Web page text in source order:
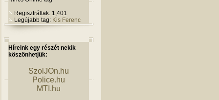
Regisztráltak: 1,401
Legújabb tag: Kis Ferenc
Híreink egy részét nekik
köszönhetjük:
SzolJOn.hu
Police.hu
MTI.hu